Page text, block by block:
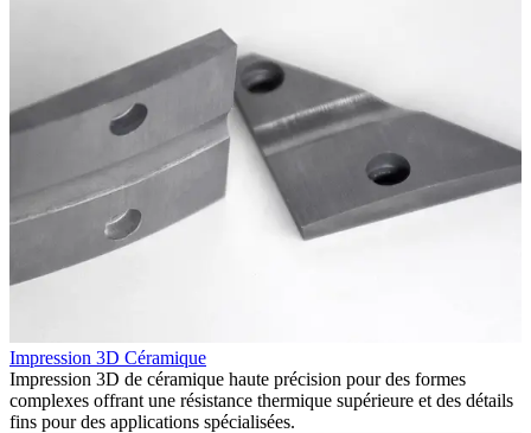
Impression 3D Céramique
Impression 3D de céramique haute précision pour des formes
complexes offrant une résistance thermique supérieure et des détails
fins pour des applications spécialisées.